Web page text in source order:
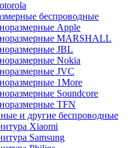
беспроводные
Apple
MARSHALL
JBL
Nokia
JVC
1More
Soundcore
TFN
и другие беспроводные
Xiaomi
Samsung